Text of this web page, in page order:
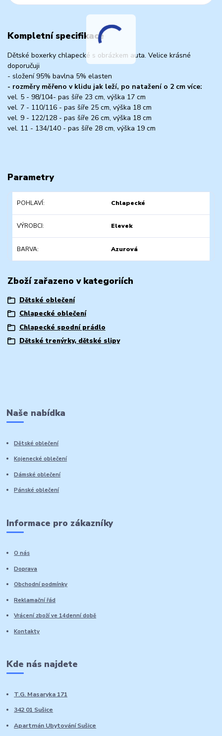
Kompletní specifikace
Dětské boxerky chlapecké s obrázkem auta. Velice krásné
doporučuji
- složení 95% bavlna 5% elasten
- rozměry měřeno v klidu jak leží, po natažení o 2 cm více:
vel. 5 - 98/104- pas šíře 23 cm, výška 17 cm
vel. 7 - 110/116 - pas šíře 25 cm, výška 18 cm
vel. 9 - 122/128 - pas šíře 26 cm, výška 18 cm
vel. 11 - 134/140 - pas šíře 28 cm, výška 19 cm
Parametry
POHLAVÍ Chlapecké
VÝROBCI Elevek
BARVA Azurová
Zboží zařazeno v kategoriích
Dětské oblečení
Chlapecké oblečení
Chlapecké spodní prádlo
Dětské trenýrky, dětské slipy
Naše nabídka
Dětské oblečení
Kojenecké oblečení
Dámské oblečení
Pánské oblečení
Informace pro zákazníky
O nás
Doprava
Obchodní podmínky
Reklamační řád
Vrácení zboží ve 14denní době
Kontakty
Kde nás najdete
T.G. Masaryka 171
342 01 Sušice
Apartmán Ubytování Sušice